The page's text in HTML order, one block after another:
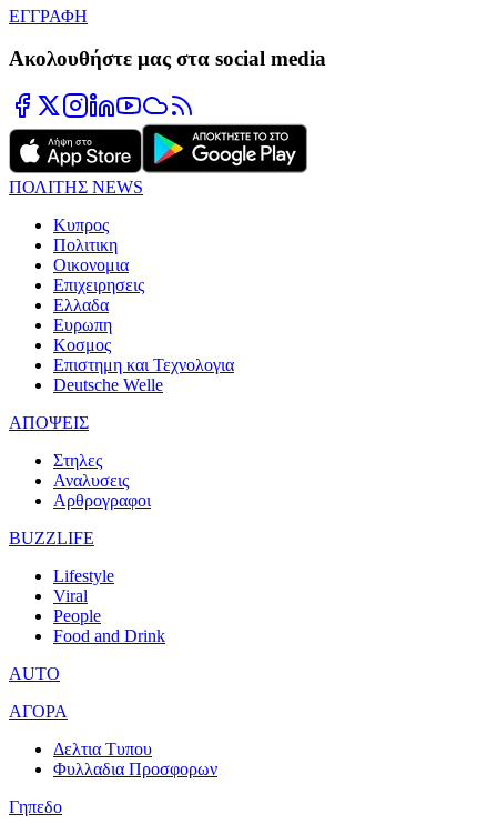
ΕΓΓΡΑΦΗ
Ακολουθήστε μας στα social media
ΠΟΛΙΤΗΣ NEWS
Κυπρος
Πολιτικη
Οικονομια
Επιχειρησεις
Ελλαδα
Ευρωπη
Κοσμος
Επιστημη και Τεχνολογια
Deutsche Welle
ΑΠΟΨΕΙΣ
Στηλες
Αναλυσεις
Αρθρογραφοι
BUZZLIFE
Lifestyle
Viral
People
Food and Drink
AUTO
ΑΓΟΡΑ
Δελτια Τυπου
Φυλλαδια Προσφορων
Γηπεδο